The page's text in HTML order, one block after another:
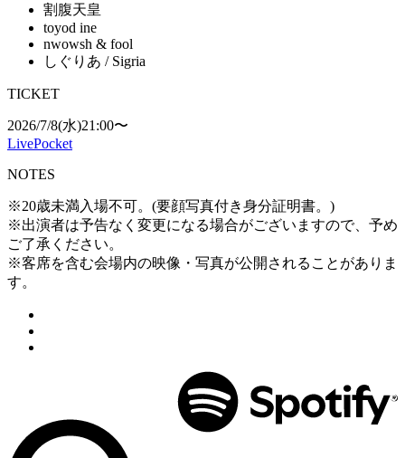
割腹天皇
toyod ine
nwowsh & fool
しぐりあ / Sigria
TICKET
2026/7/8(水)21:00〜
LivePocket
NOTES
※20歳未満入場不可。(要顔写真付き身分証明書。)
※出演者は予告なく変更になる場合がございますので、予め
ご了承ください。
※客席を含む会場内の映像・写真が公開されることがありま
す。